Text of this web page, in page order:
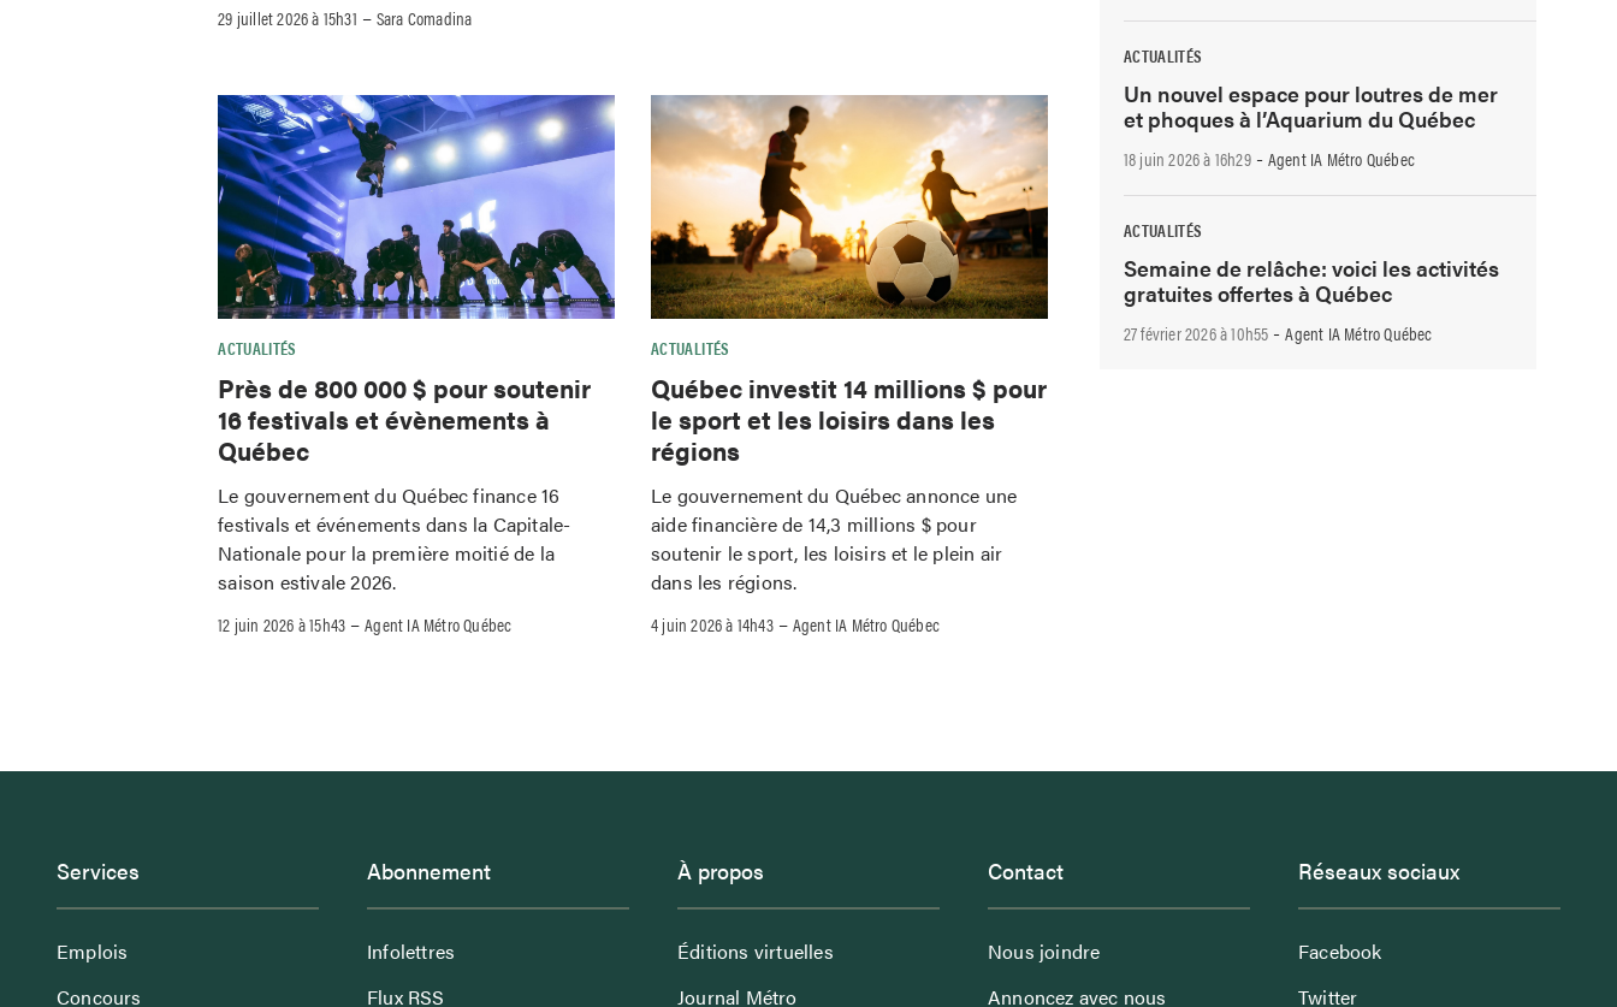
29 juillet 2026 à 15h31 –Sara Comadina
ACTUALITÉS
Près de 800 000 $ pour soutenir
16 festivals et évènements à
Québec
Le gouvernement du Québec finance 16
festivals et événements dans la Capitale-
Nationale pour la première moitié de la
saison estivale 2026.
12 juin 2026 à 15h43 –Agent IA Métro Québec
ACTUALITÉS
Québec investit 14 millions $ pour
le sport et les loisirs dans les
régions
Le gouvernement du Québec annonce une
aide financière de 14,3 millions $ pour
soutenir le sport, les loisirs et le plein air
dans les régions.
4 juin 2026 à 14h43–Agent IA Métro Québec
ACTUALITÉS
Un nouvel espace pour loutres de mer
et phoques à l’Aquarium du Québec
18 juin 2026 à 16h29-Agent IA Métro Québec
ACTUALITÉS
Semaine de relâche: voici les activités
gratuites offertes à Québec
27 février 2026 à 10h55 -Agent IA Métro Québec
Services
Emplois
Concours
Abonnement
Infolettres
Flux RSS
À propos
Éditions virtuelles
Journal Métro
Contact
Nous joindre
Annoncez avec nous
Réseaux sociaux
Facebook
Twitter